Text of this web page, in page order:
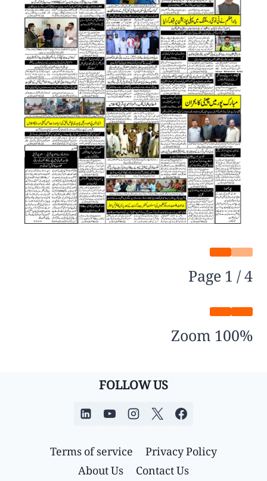
Page1/4
Zoom100%
FOLLOW US
Privacy Policy
Terms of service
Contact Us
About Us